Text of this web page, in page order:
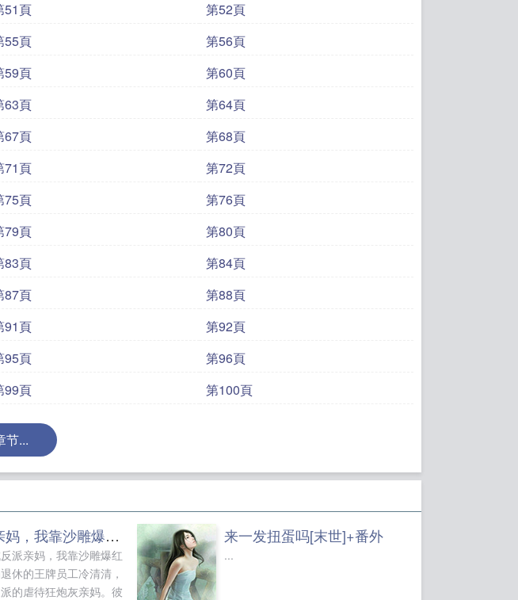
51頁
第52頁
55頁
第56頁
59頁
第60頁
63頁
第64頁
67頁
第68頁
71頁
第72頁
75頁
第76頁
79頁
第80頁
83頁
第84頁
87頁
第88頁
91頁
第92頁
95頁
第96頁
99頁 第100頁
节...
穿成反派亲妈，我靠沙雕爆红娃综
派亲妈，我靠沙雕爆红
休的王牌员工冷清清，
的虐待狂炮灰亲妈。彼
来一发扭蛋吗[末世]+番外
...